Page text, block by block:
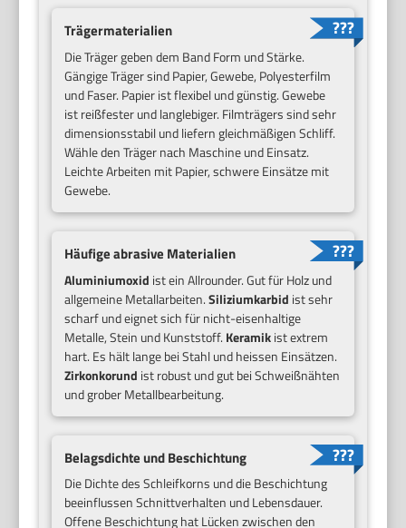
Trägermaterialien
Die Träger geben dem Band Form und Stärke.
Gängige Träger sind Papier, Gewebe, Polyesterfilm
und Faser. Papier ist flexibel und günstig. Gewebe
ist reißfester und langlebiger. Filmträgers sind sehr
dimensionsstabil und liefern gleichmäßigen Schliff.
Wähle den Träger nach Maschine und Einsatz.
Leichte Arbeiten mit Papier, schwere Einsätze mit
Gewebe.
Häufige abrasive Materialien
Aluminiumoxid ist ein Allrounder. Gut für Holz und
allgemeine Metallarbeiten.Siliziumkarbid ist sehr
scharf und eignet sich für nicht-eisenhaltige
Metalle, Stein und Kunststoff. Keramikist extrem
hart. Es hält lange bei Stahl und heissen Einsätzen.
Zirkonkorund ist robust und gut bei Schweißnähten
und grober Metallbearbeitung.
Belagsdichte und Beschichtung
Die Dichte des Schleifkorns und die Beschichtung
beeinflussen Schnittverhalten und Lebensdauer.
Offene Beschichtung hat Lücken zwischen den